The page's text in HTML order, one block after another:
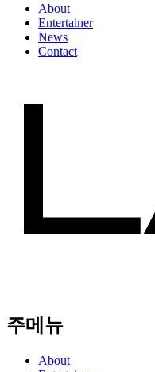
About
Entertainer
News
Contact
주메뉴
About